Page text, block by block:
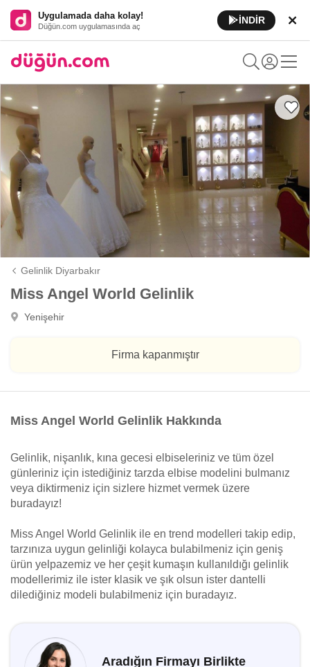
Uygulamada daha kolay!
Düğün.com uygulamasında aç
İNDİR
Gelinlik Diyarbakır
Miss Angel World Gelinlik
Yenişehir
Firma kapanmıştır
Miss Angel World Gelinlik Hakkında
Gelinlik, nişanlık, kına gecesi elbiseleriniz ve tüm özel
günleriniz için istediğiniz tarzda elbise modelini bulmanız
veya diktirmeniz için sizlere hizmet vermek üzere
buradayız!
Miss Angel World Gelinlik ile en trend modelleri takip edip,
tarzınıza uygun gelinliği kolayca bulabilmeniz için geniş
ürün yelpazemiz ve her çeşit kumaşın kullanıldığı gelinlik
modellerimiz ile ister klasik ve şık olsun ister dantelli
dilediğiniz modeli bulabilmeniz için buradayız.
Aradığın Firmayı Birlikte